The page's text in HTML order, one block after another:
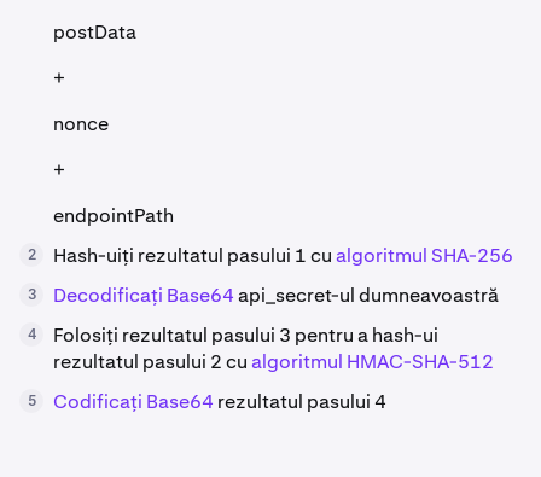
postData
+
nonce
+
endpointPath
2 Hash-uiți rezultatul pasului 1 cualgoritmul SHA-256
3 Decodificați Base64api_secret-ul dumneavoastră
4
Folosiți rezultatul pasului 3 pentru a hash-ui
rezultatul pasului 2 cualgoritmul HMAC-SHA-512
5 Codificați Base64 rezultatul pasului 4